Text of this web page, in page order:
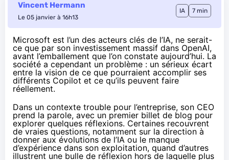
Vincent Hermann
Le 05 janvier à 16h13
IA 7 min
Microsoft est l’un des acteurs clés de l’IA, ne serait-
ce que par son investissement massif dans OpenAI,
avant l’emballement que l’on constate aujourd’hui. La
société a cependant un problème : un sérieux écart
entre la vision de ce que pourraient accomplir ses
différents Copilot et ce qu’ils peuvent faire
réellement.
Dans un contexte trouble pour l’entreprise, son CEO
prend la parole, avec un premier billet de blog pour
explorer quelques réflexions. Certaines recouvrent
de vraies questions, notamment sur la direction à
donner aux évolutions de l’IA ou le manque
d’expérience dans son exploitation, quand d’autres
illustrent une bulle de réflexion hors de laquelle plus